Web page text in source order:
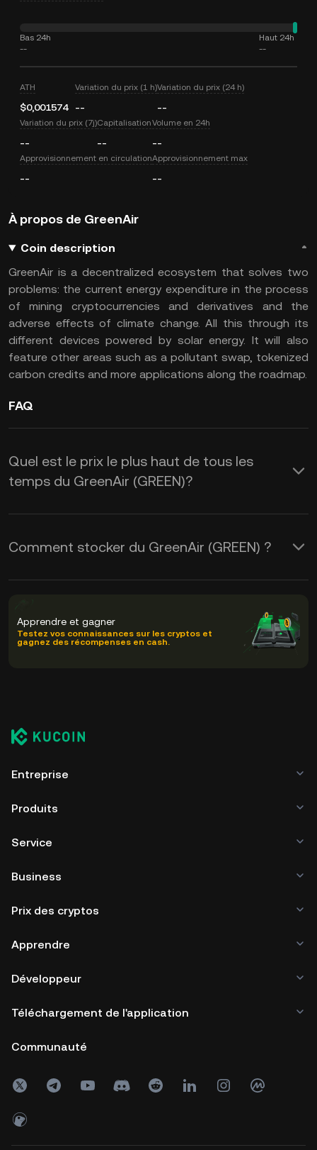
Bas 24h
--
Haut 24h
--
ATH
$0,001574
Variation du prix (1 h)
--
Variation du prix (24 h)
--
Variation du prix (7j)
--
Capitalisation
--
Volume en 24h
--
Approvisionnement en circulation
--
Approvisionnement max
--
À propos de GreenAir
Coin description
GreenAir is a decentralized ecosystem that solves two
problems: the current energy expenditure in the process
of mining cryptocurrencies and derivatives and the
adverse effects of climate change. All this through its
different devices powered by solar energy. It will also
feature other areas such as a pollutant swap, tokenized
carbon credits and more applications along the roadmap.
FAQ
Quel est le prix le plus haut de tous les
temps du GreenAir (GREEN)?
Comment stocker du GreenAir (GREEN) ?
Apprendre et gagner
Testez vos connaissances sur les cryptos et
gagnez des récompenses en cash.
Entreprise
Produits
Service
Business
Prix des cryptos
Apprendre
Développeur
Téléchargement de l'application
Communauté